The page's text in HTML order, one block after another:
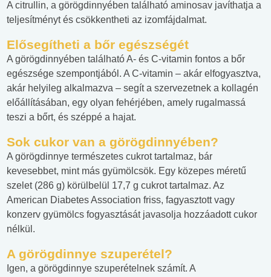
A citrullin, a görögdinnyében található aminosav javíthatja a
teljesítményt és csökkentheti az izomfájdalmat.
Elősegítheti a bőr egészségét
A görögdinnyében található A- és C-vitamin fontos a bőr
egészsége szempontjából. A C-vitamin – akár elfogyasztva,
akár helyileg alkalmazva – segít a szervezetnek a kollagén
előállításában, egy olyan fehérjében, amely rugalmassá
teszi a bőrt, és széppé a hajat.
Sok cukor van a görögdinnyében?
A görögdinnye természetes cukrot tartalmaz, bár
kevesebbet, mint más gyümölcsök. Egy közepes méretű
szelet (286 g) körülbelül 17,7 g cukrot tartalmaz. Az
American Diabetes Association friss, fagyasztott vagy
konzerv gyümölcs fogyasztását javasolja hozzáadott cukor
nélkül.
A görögdinnye szuperétel?
Igen, a görögdinnye szuperételnek számít. A